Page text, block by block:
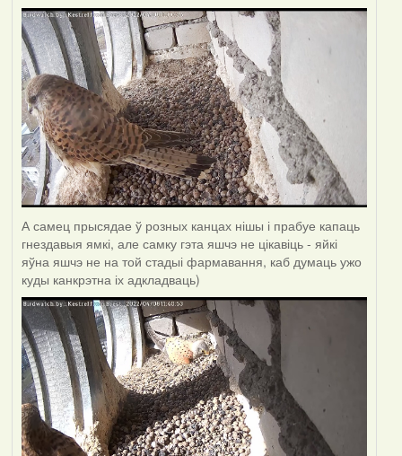
А самец прысядае ў розных канцах нішы і прабуе капаць
гнездавыя ямкі, але самку гэта яшчэ не цікавіць - яйкі
яўна яшчэ не на той стадыі фармавання, каб думаць ужо
куды канкрэтна іх адкладваць)